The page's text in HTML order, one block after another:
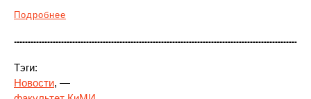
Подробнее
Тэги:
Новости, —